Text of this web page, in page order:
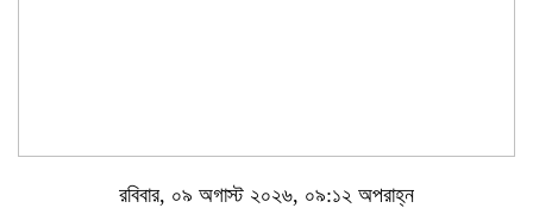
রবিবার, ০৯ অগাস্ট ২০২৬, ০৯:১২ অপরাহ্ন